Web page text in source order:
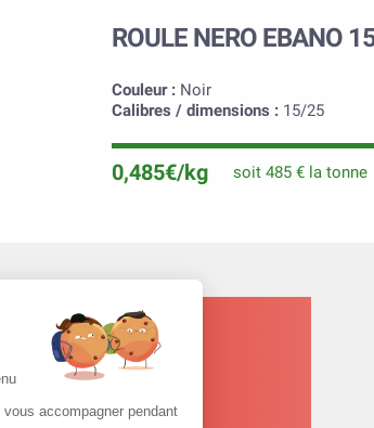
ROULE NERO EBANO
Couleur : Noir
Calibres / dimensions : 15/25
0,485€/kg soit 485 € la tonne